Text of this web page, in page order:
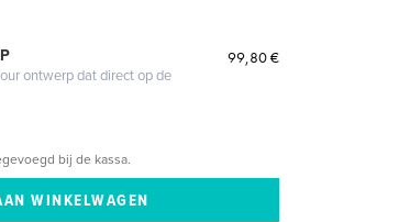
ontwerp dat direct op de
99,80 €
bij de kassa.